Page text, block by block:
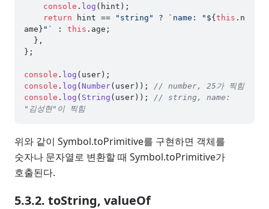
console . log (hint);
return hint == "string" ? `name: " ${ this .n
ame} "` : this . age ;
};
console . log
console . log ( Number(user)); // number, 25가 찍힘
console . log ( String (user)); // string, name:
"김성현"이 찍힘
위와 같이 Symbol.toPrimitive를 구현하면 객체를
숫자나 문자열로 변환할 때 Symbol.toPrimitive가
호출된다.
5.3.2. toString, valueOf